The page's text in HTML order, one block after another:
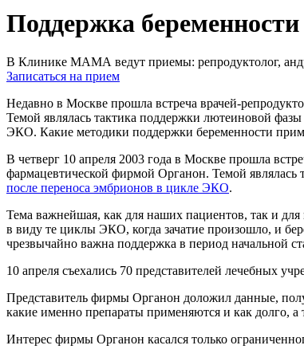
Поддержка
В Клинике МАМА ведут приемы: репродуктолог,
Записаться на прием
Недавно в Москве прошла встреча врачей-
Темой являлась тактика поддержки лютеиновой
ЭКО. Какие методики поддержки беременности
В четверг 10 апреля 2003 года в Москве прошла
фармацевтической фирмой Органон. Темой
после переноса эмбрионов в цикле ЭКО.
Тема важнейшая, как для наших пациентов, так и
в виду те циклы ЭКО, когда зачатие произошло, и
чрезвычайно важна поддержка в период начальной
10 апреля съехались 70 представителей лечебных
Представитель фирмы Органон доложил данные,
какие именно препараты применяются и как долго,
Интерес фирмы Органон касался только